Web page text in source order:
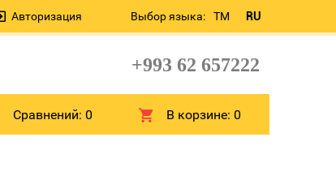
Выбор языка: TM RU
Авторизация
+993 62 657222
Сравнений: 0 В корзине:0